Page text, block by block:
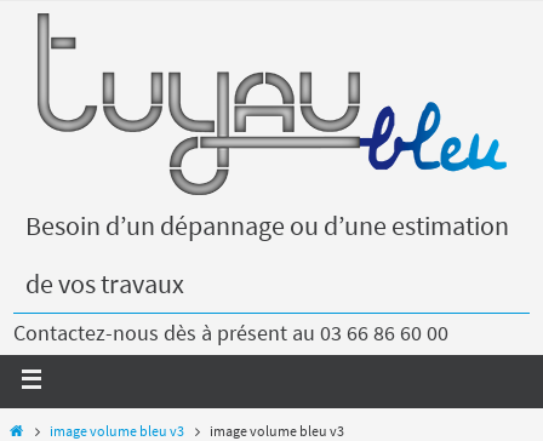
Besoin d’un dépannage ou d’une estimation
de vos travaux
Contactez-nous dès à présent au 03 66 86 60 00
image volume bleu v3 image volume bleu v3